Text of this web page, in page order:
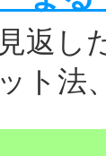
見返し
ット法